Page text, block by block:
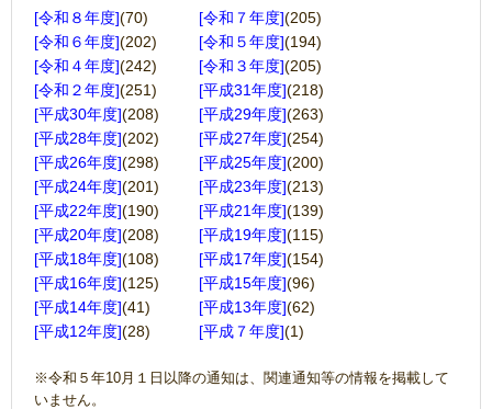
[令和８年度](70) [令和７年度](205)
[令和６年度](202) [令和５年度](194)
[令和４年度](242) [令和３年度](205)
[令和２年度](251) [平成31年度](218)
[平成30年度](208) [平成29年度](263)
[平成28年度](202) [平成27年度](254)
[平成26年度](298) [平成25年度](200)
[平成24年度](201) [平成23年度](213)
[平成22年度](190) [平成21年度](139)
[平成20年度](208) [平成19年度](115)
[平成18年度](108) [平成17年度](154)
[平成16年度](125) [平成15年度](96)
[平成14年度](41) [平成13年度](62)
[平成12年度](28) [平成７年度](1)
※令和５年10月１日以降の通知は、関連通知等の情報を掲載して
いません。